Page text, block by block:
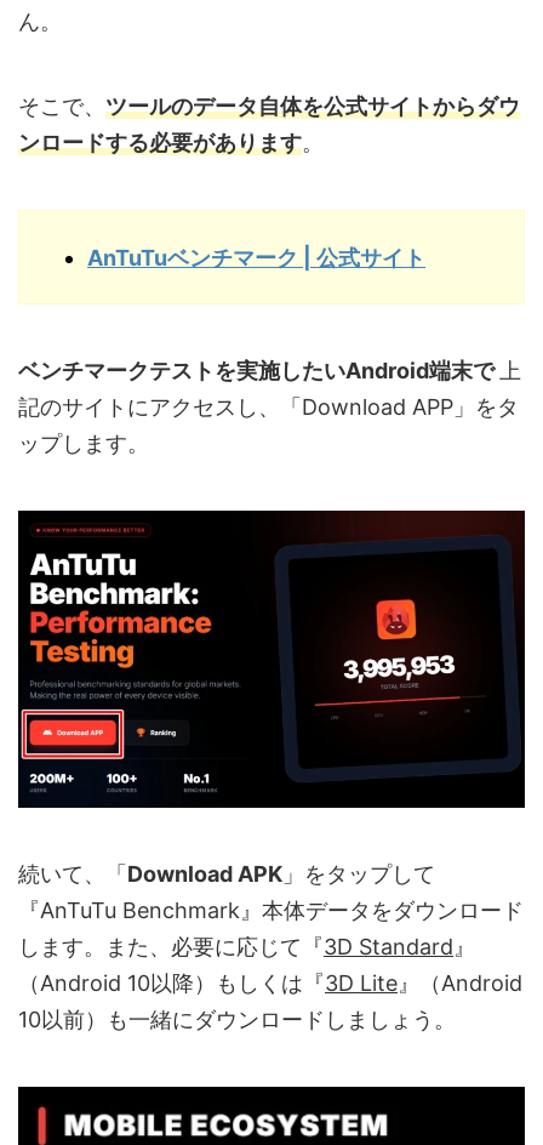
ん。
そこで、 ツールのデータ自体を公式サイトからダウ
ンロードする必要があります。
AnTuTuベンチマーク | 公式サイト
ベンチマークテストを実施したいAndroid端末で上
記のサイトにアクセスし、「Download APP」をタ
ップします。
続いて、「Download APK 」をタップして
『AnTuTu Benchmark』本体データをダウンロード
します。また、必要に応じて『3D Standard 』
（Android 10以降）もしくは『3D Lite 』（Android
10以前）も一緒にダウンロードしましょう。